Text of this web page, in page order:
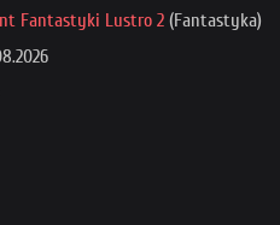
Fantastyki Lustro 2 (Fantastyka)